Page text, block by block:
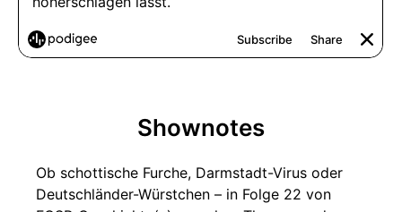
Shownotes
Ob schottische Furche, Darmstadt-Virus oder
Deutschländer-Würstchen – in Folge 22 von